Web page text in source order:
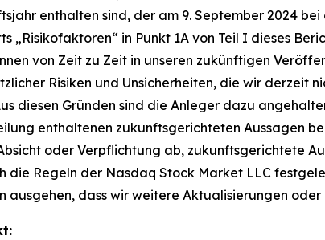
enthalten sind, der am 9. September 2024
„Risikofaktoren“ in Punkt 1A von Teil I dieses
von Zeit zu Zeit in unseren zukünftigen
Risiken und Unsicherheiten, die wir derzeit
diesen Gründen sind die Anleger dazu
enthaltenen zukunftsgerichteten Aussagen
oder Verpflichtung ab, zukunftsgerichtete
die Regeln der Nasdaq Stock Market LLC
ausgehen, dass wir weitere Aktualisierungen